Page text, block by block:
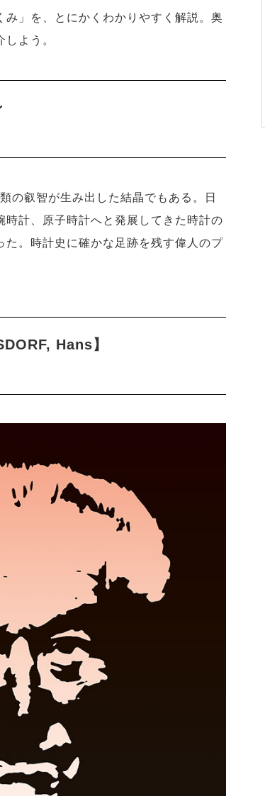
」を、とにかくわかりやすく解説。奥
よう。
叡智が生み出した結晶でもある。日
計、原子時計へと発展してきた時計の
。時計史に確かな足跡を残す偉人のプ
Hans】